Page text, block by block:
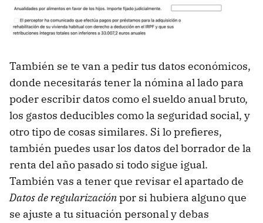
También se te van a pedir tus datos económicos,
donde necesitarás tener la nómina al lado para
poder escribir datos como el sueldo anual bruto,
los gastos deducibles como la seguridad social, y
otro tipo de cosas similares. Si lo prefieres,
también puedes usar los datos del borrador de la
renta del año pasado si todo sigue igual.
También vas a tener que revisar el apartado de
Datos de regularizaciónpor si hubiera alguno que
se ajuste a tu situación personal y debas